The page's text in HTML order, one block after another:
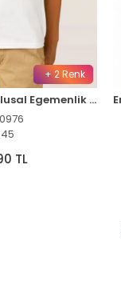
+ 2 Renk
Çocuk 23 Nisan Ulusal Egemenlik ve Çocuk Bayramı Baskılı Bisiklet Yaka T-shirt - Beyaz
TL